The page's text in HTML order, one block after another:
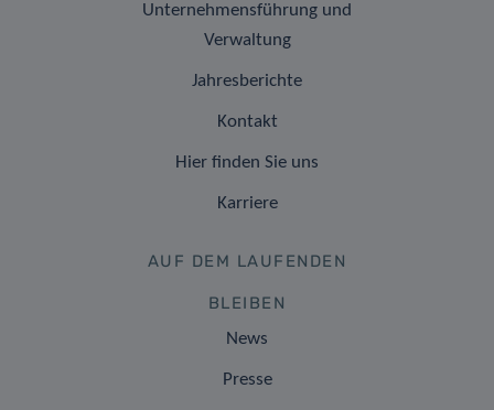
Unternehmensführung und
Verwaltung
Jahresberichte
Kontakt
Hier finden Sie uns
Karriere
AUF DEM LAUFENDEN
BLEIBEN
News
Presse